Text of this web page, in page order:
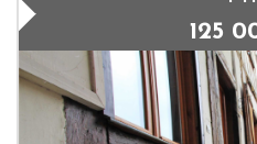
125